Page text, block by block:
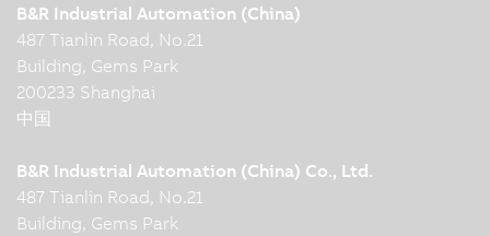
B&R Industrial Automation (China)
487 Tianlin Road, No.21
Building, Gems Park
200233 Shanghai
中国
B&R Industrial Automation (China) Co., Ltd.
487 Tianlin Road, No.21
Building, Gems Park